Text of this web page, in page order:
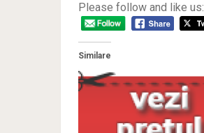
Please follow and like us:
Similare